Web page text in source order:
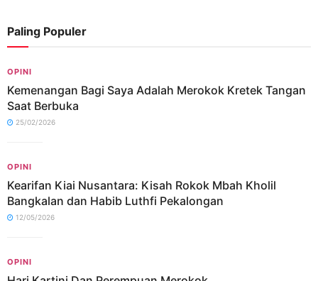
Paling Populer
OPINI
Kemenangan Bagi Saya Adalah Merokok Kretek Tangan
Saat Berbuka
25/02/2026
OPINI
Kearifan Kiai Nusantara: Kisah Rokok Mbah Kholil
Bangkalan dan Habib Luthfi Pekalongan
12/05/2026
OPINI